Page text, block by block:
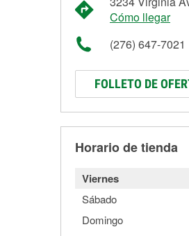
Cómo llegar
(276) 647-7021
FOLLETO DE
Horario de tienda
Viernes
Sábado
Domingo